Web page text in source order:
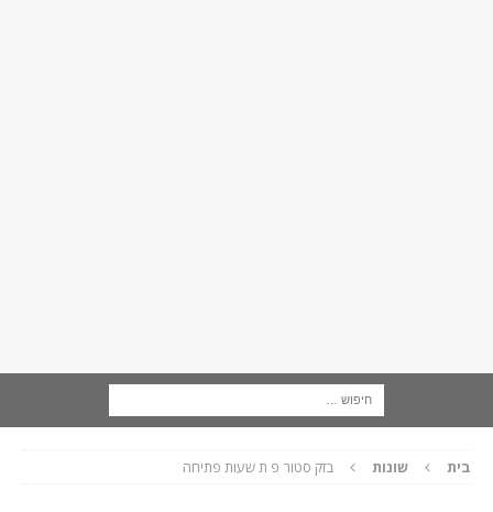
בית שונות בזק סטור פ ת שעות פתיחה